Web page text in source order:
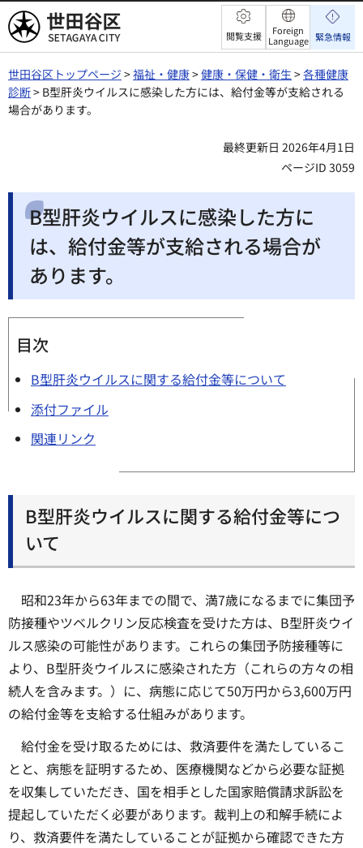
世田谷区 閲覧支援
Foreign
Language 緊急情報
世田谷区トップページ >福祉・健康>健康・保健・衛生 >各種健康
診断> B型肝炎ウイルスに感染した方には、給付金等が支給される
場合があります。
最終更新日 2026年4月1日
ページID 3059
B型肝炎ウイルスに感染した方に
は、給付金等が支給される場合が
あります。
目次
B型肝炎ウイルスに関する給付金等について
添付ファイル
関連リンク
B型肝炎ウイルスに関する給付金等につ
いて
昭和23年から63年までの間で、満7歳になるまでに集団予
防接種やツベルクリン反応検査を受けた方は、B型肝炎ウイ
ルス感染の可能性があります。これらの集団予防接種等に
より、B型肝炎ウイルスに感染された方（これらの方々の相
続人を含みます。）に、病態に応じて50万円から3,600万円
の給付金等を支給する仕組みがあります。
給付金を受け取るためには、救済要件を満たしているこ
とと、病態を証明するため、医療機関などから必要な証拠
を収集していただき、国を相手とした国家賠償請求訴訟を
提起していただく必要があります。裁判上の和解手続によ
り、救済要件を満たしていることが証拠から確認できた方